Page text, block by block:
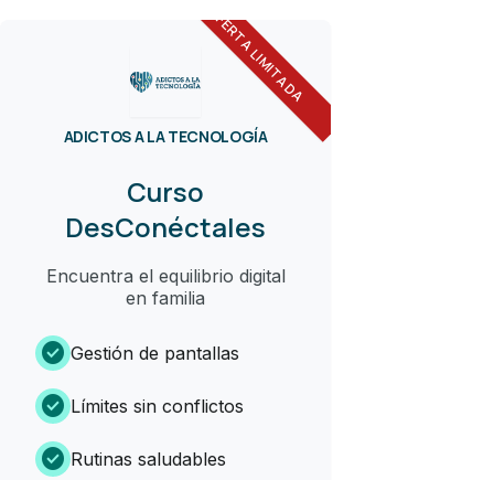
OFERTA LIMITADA
ADICTOS A LA TECNOLOGÍA
Curso
DesConéctales
Encuentra el equilibrio digital
en familia
check_circle Gestión de pantallas
check_circle Límites sin conflictos
check_circle Rutinas saludables